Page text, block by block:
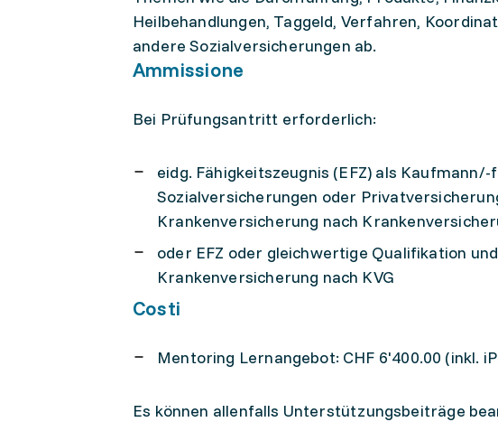
Heilbehandlungen, Taggeld, Verfahren,
andere Sozialversicherungen ab.
Ammissione
Bei Prüfungsantritt erforderlich:
eidg. Fähigkeitszeugnis (EFZ) als
Sozialversicherungen oder
Krankenversicherung nach
oder EFZ oder gleichwertige Qualifikation
Krankenversicherung nach KVG
Costi
Mentoring Lernangebot: CHF 6'400.00 (inkl.
Es können allenfalls Unterstützungsbeiträge